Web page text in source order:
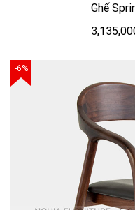
Ghế
-6%